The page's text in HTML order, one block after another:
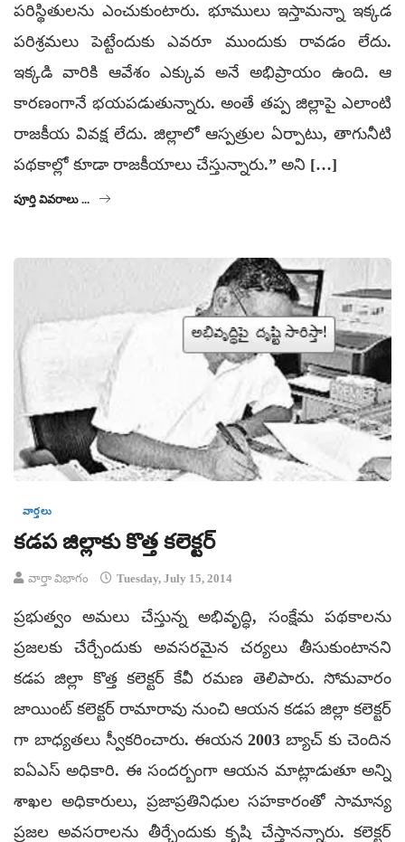
పరిస్థితులను ఎంచుకుంటారు. భూములు ఇస్తామన్నా ఇక్కడ
పరిశ్రమలు పెట్టేందుకు ఎవరూ ముందుకు రావడం లేదు.
ఇక్కడి వారికి ఆవేశం ఎక్కువ అనే అభిప్రాయం ఉంది. ఆ
కారణంగానే భయపడుతున్నారు. అంతే తప్ప జిల్లాపై ఎలాంటి
రాజకీయ వివక్ష లేదు. జిల్లాలో ఆస్పత్రుల ఏర్పాటు, తాగునీటి
పథకాల్లో కూడా రాజకీయాలు చేస్తున్నారు.” అని […]
పూర్తి వివరాలు ...
వార్తలు
కడప జిల్లాకు కొత్త కలెక్టర్
వార్తా విభాగం Tuesday, July 15, 2014
ప్రభుత్వం అమలు చేస్తున్న అభివృద్ధి, సంక్షేమ పథకాలను
ప్రజలకు చేర్చేందుకు అవసరమైన చర్యలు తీసుకుంటానని
కడప జిల్లా కొత్త కలెక్టర్ కేవీ రమణ తెలిపారు. సోమవారం
జాయింట్ కలెక్టర్ రామారావు నుంచి ఆయన కడప జిల్లా కలెక్టర్
గా బాధ్యతలు స్వీకరించారు. ఈయన 2003 బ్యాచ్ కు చెందిన
ఐఏఎస్ అధికారి. ఈ సందర్బంగా ఆయన మాట్లాడుతూ అన్ని
శాఖల అధికారులు, ప్రజాప్రతినిధుల సహకారంతో సామాన్య
ప్రజల అవసరాలను తీర్చేందుకు కృషి చేస్తానన్నారు. కలెక్టర్